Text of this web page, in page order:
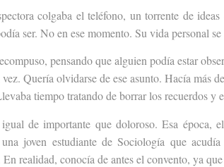
colgaba el teléfono, un torrente de
ser. No en ese momento. Su vida personal
pensando que alguien podía estar
Quería olvidarse de ese asunto. Hacía más
tiempo tratando de borrar los recuerdos y
de importante que doloroso. Esa época,
joven estudiante de Sociología que
realidad, conocía de antes el convento, ya